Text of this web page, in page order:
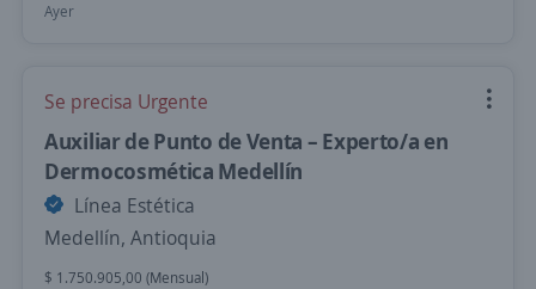
Ayer
Se precisa Urgente
Auxiliar de Punto de Venta – Experto/a en
Dermocosmética Medellín
Línea Estética
Medellín, Antioquia
$ 1.750.905,00 (Mensual)